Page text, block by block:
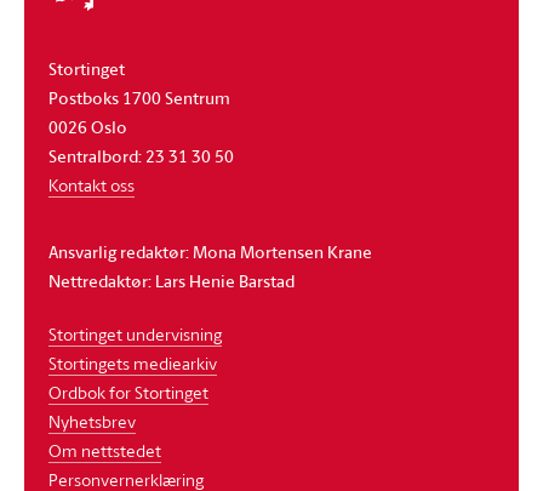
Stortinget
Postboks 1700 Sentrum
0026 Oslo
Sentralbord: 23 31 30 50
Kontakt oss
Ansvarlig redaktør: Mona Mortensen Krane
Nettredaktør: Lars Henie Barstad
Stortinget undervisning
Stortingets mediearkiv
Ordbok for Stortinget
Nyhetsbrev
Om nettstedet
Personvernerklæring